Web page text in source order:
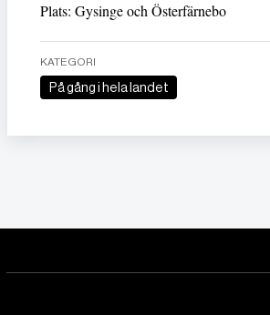
Plats: Gysinge och Österfärnebo
KATEGORI
På gång i hela landet